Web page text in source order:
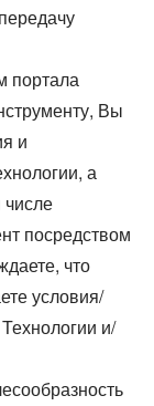
портала
Вы
и
а
посредством
что
условия/
и/